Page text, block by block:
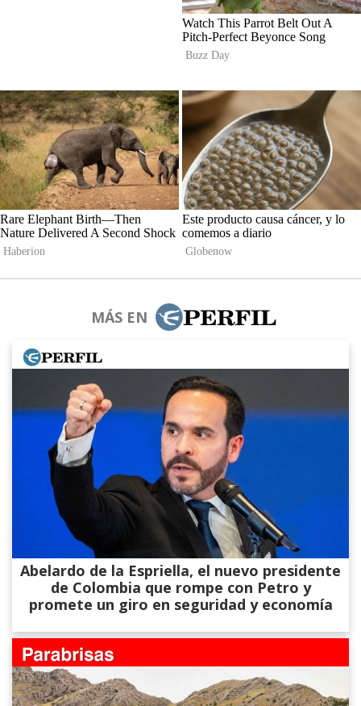
MÁS EN
Abelardo de la Espriella, el nuevo presidente
de Colombia que rompe con Petro y
promete un giro en seguridad y economía